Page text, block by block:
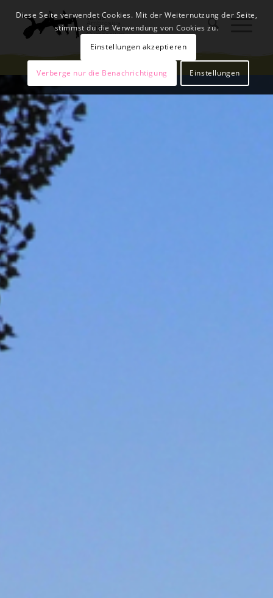
Diese Seite verwendet Cookies. Mit der Weiternutzung der Seite,
stimmst du die Verwendung von Cookies zu.
Einstellungen akzeptieren
Verberge nur die Benachrichtigung Einstellungen